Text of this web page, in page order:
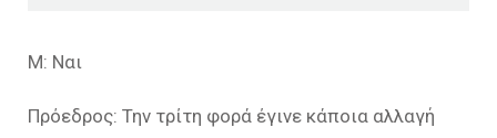
Μ: Ναι
Πρόεδρος: Την τρίτη φορά έγινε κάποια αλλαγή